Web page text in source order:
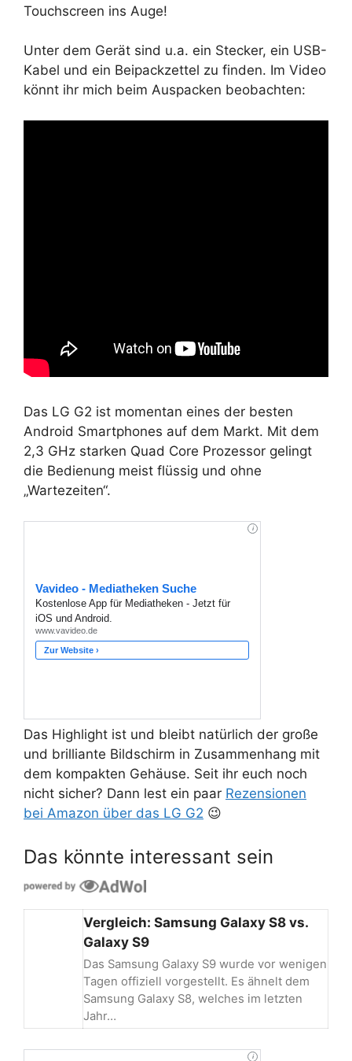
Touchscreen ins Auge!
Unter dem Gerät sind u.a. ein Stecker, ein USB-
Kabel und ein Beipackzettel zu finden. Im Video
könnt ihr mich beim Auspacken beobachten:
Das LG G2 ist momentan eines der besten
Android Smartphones auf dem Markt. Mit dem
2,3 GHz starken Quad Core Prozessor gelingt
die Bedienung meist flüssig und ohne
„Wartezeiten“.
Das Highlight ist und bleibt natürlich der große
und brilliante Bildschirm in Zusammenhang mit
dem kompakten Gehäuse. Seit ihr euch noch
nicht sicher? Dann lest ein paar Rezensionen
bei Amazon über das LG G2 😉
Das könnte interessant sein
Vergleich: Samsung Galaxy S8 vs.
Galaxy S9
Das Samsung Galaxy S9 wurde vor wenigen
Tagen offiziell vorgestellt. Es ähnelt dem
Samsung Galaxy S8, welches im letzten
Jahr…